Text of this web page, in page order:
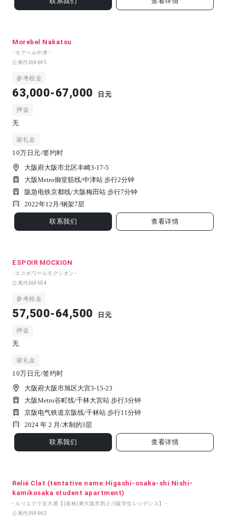
Morebel Nakatsu
- モアベル中津 -
公寓代码4645
参考租金
63,000-67,000 日元
押金
无
谢礼金
10万日元/签约时
大阪府大阪市北区丰崎3-17-5
大阪Metro御堂筋线/中津站 步行2分钟
阪急电铁京都线/大阪梅田站 步行7分钟
2022年12月/钢架7 层
联系我们 查看详情
ESPOIR MOCXION
- エスポワールモクシオン -
公寓代码4654
参考租金
57,500-64,500 日元
押金
无
谢礼金
10万日元/签约时
大阪府大阪市旭区大宫3-15-23
大阪Metro谷町线/千林大宫站 步行3分钟
京阪电气铁道京阪线/千林站 步行11分钟
2024 年 2 月/木制的3 层
联系我们 查看详情
Relié Clat (tentative name:Higashi-osaka-shi Nishi-
kamikosaka student apartment)
- ルリエクラ近大通【(仮称)東大阪市西上小阪学生レジデンス】 -
公寓代码4662